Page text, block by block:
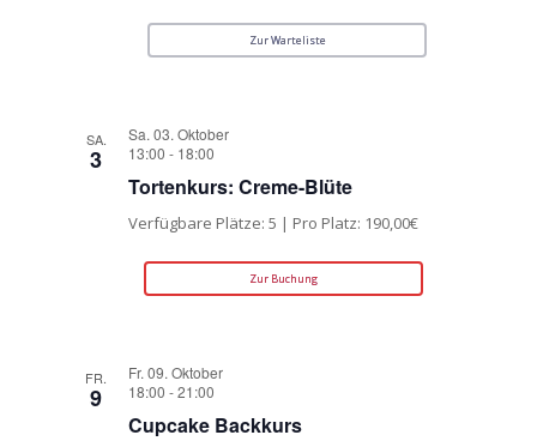
Zur Warteliste
SA.
3
Sa. 03. Oktober
13:00 - 18:00
Tortenkurs: Creme-Blüte
Verfügbare Plätze: 5 | Pro Platz: 190,00€
Zur Buchung
FR.
9
Fr. 09. Oktober
18:00 -21:00
Cupcake Backkurs